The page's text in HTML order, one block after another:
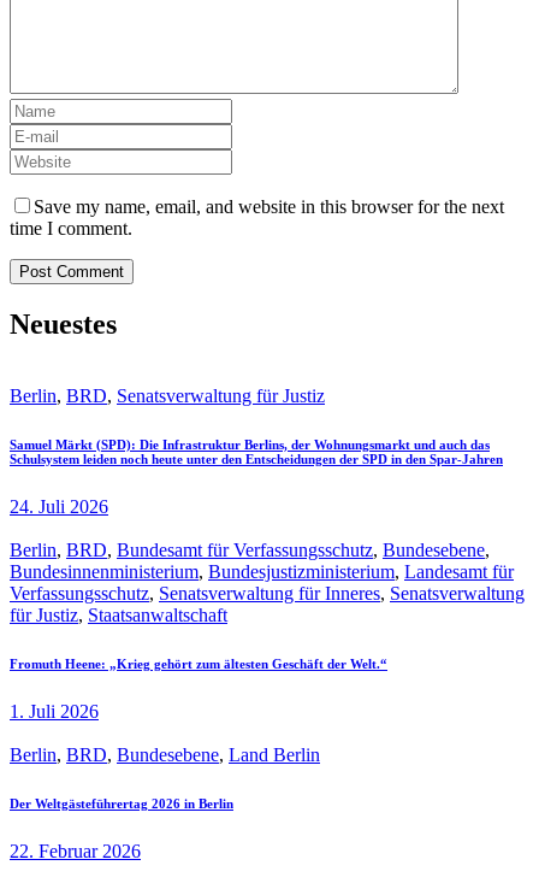
Save my name, email, and website in this browser for the next
time I comment.
Neuestes
Berlin, BRD, Senatsverwaltung für Justiz
Samuel Märkt (SPD): Die Infrastruktur Berlins, der Wohnungsmarkt und auch das
Schulsystem leiden noch heute unter den Entscheidungen der SPD in den Spar-Jahren
24. Juli 2026
Berlin, BRD, Bundesamt für Verfassungsschutz, Bundesebene,
Bundesinnenministerium, Bundesjustizministerium, Landesamt für
Verfassungsschutz, Senatsverwaltung für Inneres, Senatsverwaltung
für Justiz, Staatsanwaltschaft
Fromuth Heene: „Krieg gehört zum ältesten Geschäft der Welt.“
1. Juli 2026
Berlin, BRD, Bundesebene, Land Berlin
Der Weltgästeführertag 2026 in Berlin
22. Februar 2026